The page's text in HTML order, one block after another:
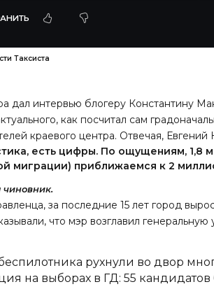
Таксиста
дал интервью блогеру Константину
как посчитал сам
краевого центра. Отвечая,
есть цифры. По ощущениям, 1,8
миграции) приближаемся к 2
чиновник.
за последние 15 лет город
, что мэр возглавил
рухнули во двор
на выборах в ГД: 55